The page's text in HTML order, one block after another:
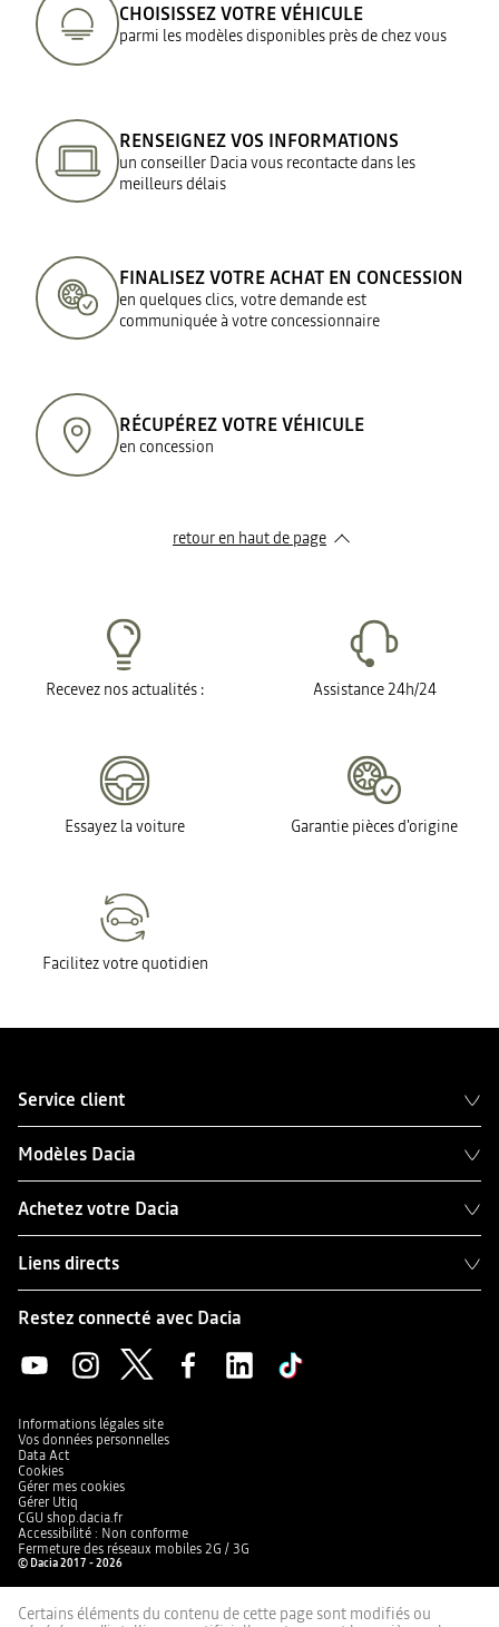
CHOISISSEZ VOTRE VÉHICULE
parmi les modèles disponibles près de chez vous
RENSEIGNEZ VOS INFORMATIONS
un conseiller Dacia vous recontacte dans les
meilleurs délais
FINALISEZ VOTRE ACHAT EN CONCESSION
en quelques clics, votre demande est
communiquée à votre concessionnaire
RÉCUPÉREZ VOTRE VÉHICULE
en concession
retour en haut de page​
Recevez nos actualités : Assistance 24h/24
Essayez la voiture Garantie pièces d'origine
Facilitez votre quotidien
Service client
Modèles Dacia
Achetez votre Dacia
Liens directs
Restez connecté avec Dacia
Informations légales site
Vos données personnelles
Data Act
Cookies
Gérer mes cookies
Gérer Utiq
CGU shop.dacia.fr
Accessibilité : Non conforme
Fermeture des réseaux mobiles 2G / 3G
© Dacia 2017 - 2026
Certains éléments du contenu de cette page sont modifiés ou